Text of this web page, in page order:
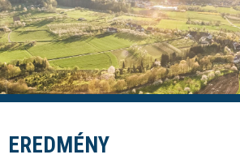
EREDMÉNY